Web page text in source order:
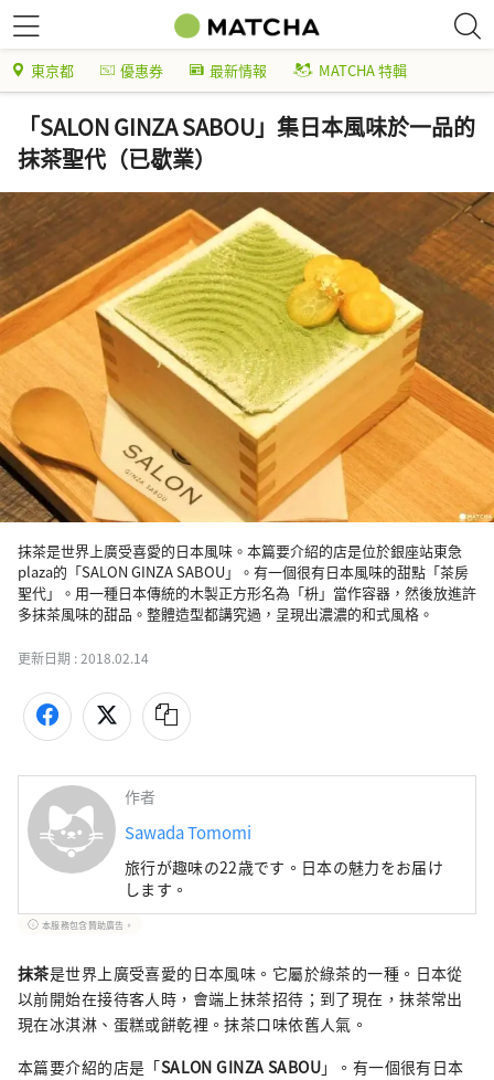
東京都 優惠券 最新情報 MATCHA 特輯
「SALON GINZA SABOU」集日本風味於一品的
抹茶聖代（已歇業）
抹茶是世界上廣受喜愛的日本風味。本篇要介紹的店是位於銀座站東急
plaza的「SALON GINZA SABOU」。有一個很有日本風味的甜點「茶房
聖代」。用一種日本傳統的木製正方形名為「枡」當作容器，然後放進許
多抹茶風味的甜品。整體造型都講究過，呈現出濃濃的和式風格。
更新日期 :2018.02.14
作者
Sawada Tomomi
旅行が趣味の22歳です。日本の魅力をお届け
します。
本服務包含贊助廣告。
抹茶是世界上廣受喜愛的日本風味。它屬於綠茶的一種。日本從
以前開始在接待客人時，會端上抹茶招待；到了現在，抹茶常出
現在冰淇淋、蛋糕或餅乾裡。抹茶口味依舊人氣。
本篇要介紹的店是「SALON GINZA SABOU」。有一個很有日本